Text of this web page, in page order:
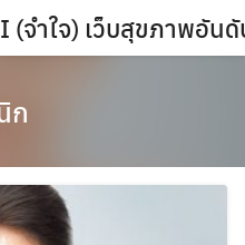
(จำใจ) เว็บสุขภาพอัน
ก